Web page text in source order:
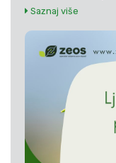
Saznaj više